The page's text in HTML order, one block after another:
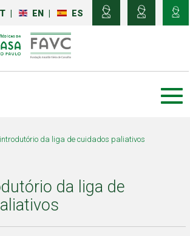
EN ES
da liga de cuidados paliativos
da liga de